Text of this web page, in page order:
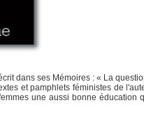
dans ses Mémoires : « La
et pamphlets féministes de
une aussi bonne